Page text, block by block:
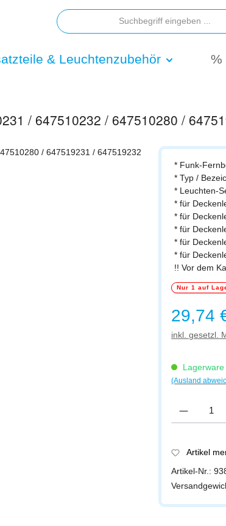
& Leuchtenzubehör %
/ 647510232 / 647510280 /
* Funk-
* Typ /
* Leuchten-
* für
* für
* für
* für
* für
!! Vor dem
Nur 1 auf
Regulärer
29,74
inkl. gesetzl.
(Ausland
Artikel
Artikel-Nr.: